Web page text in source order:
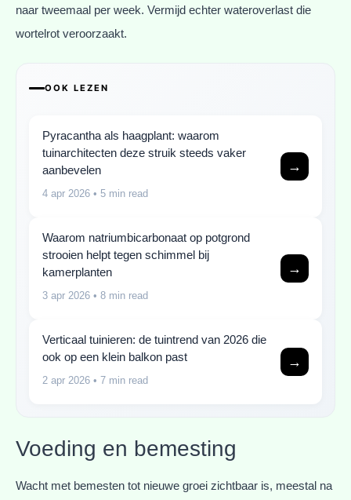
naar tweemaal per week. Vermijd echter wateroverlast die
wortelrot veroorzaakt.
OOK LEZEN
Pyracantha als haagplant: waarom
tuinarchitecten deze struik steeds vaker
aanbevelen
4 apr 2026 • 5 min read
→
Waarom natriumbicarbonaat op potgrond
strooien helpt tegen schimmel bij
kamerplanten
3 apr 2026 • 8 min read
→
Verticaal tuinieren: de tuintrend van 2026 die
ook op een klein balkon past
2 apr 2026 • 7 min read
→
Voeding en bemesting
Wacht met bemesten tot nieuwe groei zichtbaar is, meestal na